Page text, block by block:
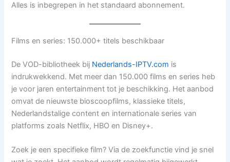
Alles is inbegrepen in het standaard abonnement.
Films en series: 150.000+ titels beschikbaar
De VOD-bibliotheek bij Nederlands-IPTV.com is
indrukwekkend. Met meer dan 150.000 films en series heb
je voor jaren entertainment tot je beschikking. Het aanbod
omvat de nieuwste bioscoopfilms, klassieke titels,
Nederlandstalige content en internationale series van
platforms zoals Netflix, HBO en Disney+.
Zoek je een specifieke film? Via de zoekfunctie vind je snel